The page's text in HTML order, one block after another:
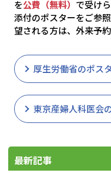
を公費（無料） で受け
添付のポスターをご参
望される方は、外来予
厚生労働省のポス
東京産婦人科医会
最新記事